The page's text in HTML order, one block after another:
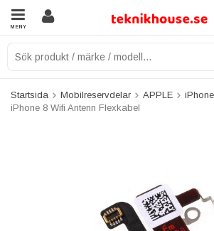
MENY
Startsida Mobilreservdelar APPLE
iPhone 8 Wifi Antenn Flexkabel